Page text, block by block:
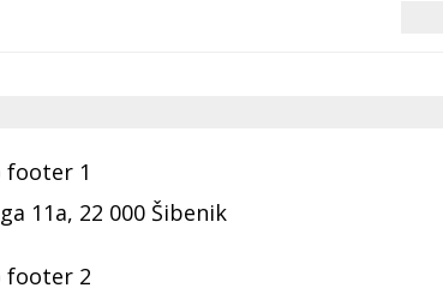
11a, 22 000 Šibenik